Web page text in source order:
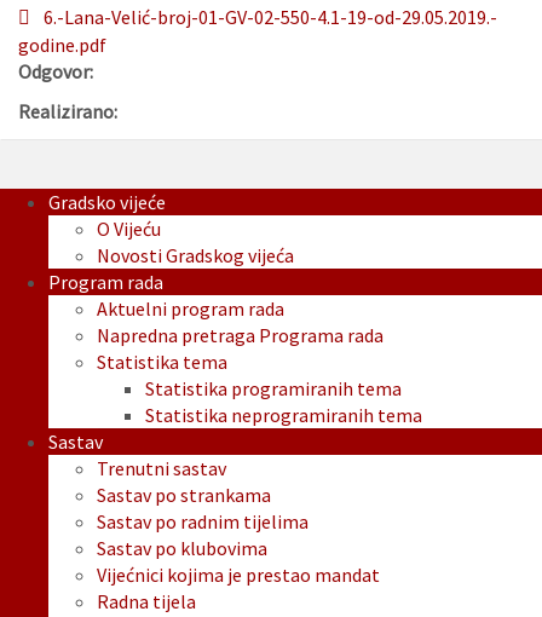
6.-Lana-Velić-broj-01-GV-02-550-4.1-19-od-29.05.2019.-
godine.pdf
Odgovor:
Realizirano:
Gradsko vijeće
O Vijeću
Novosti Gradskog vijeća
Program rada
Aktuelni program rada
Napredna pretraga Programa rada
Statistika tema
Statistika programiranih tema
Statistika neprogramiranih tema
Sastav
Trenutni sastav
Sastav po strankama
Sastav po radnim tijelima
Sastav po klubovima
Vijećnici kojima je prestao mandat
Radna tijela